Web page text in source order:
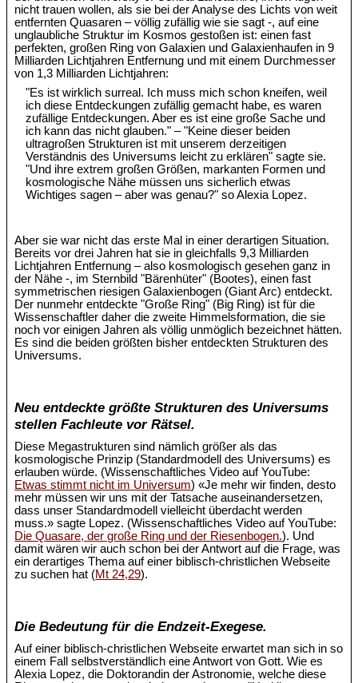
nicht trauen wollen, als sie bei der Analyse des Lichts von weit
entfernten Quasaren – völlig zufällig wie sie sagt -, auf eine
unglaubliche Struktur im Kosmos gestoßen ist: einen fast
perfekten, großen Ring von Galaxien und Galaxienhaufen in 9
Milliarden Lichtjahren Entfernung und mit einem Durchmesser
von 1,3 Milliarden Lichtjahren:
"Es ist wirklich surreal. Ich muss mich schon kneifen, weil
ich diese Entdeckungen zufällig gemacht habe, es waren
zufällige Entdeckungen. Aber es ist eine große Sache und
ich kann das nicht glauben." – "Keine dieser beiden
ultragroßen Strukturen ist mit unserem derzeitigen
Verständnis des Universums leicht zu erklären" sagte sie.
"Und ihre extrem großen Größen, markanten Formen und
kosmologische Nähe müssen uns sicherlich etwas
Wichtiges sagen – aber was genau?" so Alexia Lopez.
Aber sie war nicht das erste Mal in einer derartigen Situation.
Bereits vor drei Jahren hat sie in gleichfalls 9,3 Milliarden
Lichtjahren Entfernung – also kosmologisch gesehen ganz in
der Nähe -, im Sternbild "Bärenhüter" (Bootes), einen fast
symmetrischen riesigen Galaxienbogen (Giant Arc) entdeckt.
Der nunmehr entdeckte "Große Ring" (Big Ring) ist für die
Wissenschaftler daher die zweite Himmelsformation, die sie
noch vor einigen Jahren als völlig unmöglich bezeichnet hätten.
Es sind die beiden größten bisher entdeckten Strukturen des
Universums.
Neu entdeckte größte Strukturen des Universums
stellen Fachleute vor Rätsel.
Diese Megastrukturen sind nämlich größer als das
kosmologische Prinzip (Standardmodell des Universums) es
erlauben würde. (Wissenschaftliches Video auf YouTube:
Etwas stimmt nicht im Universum) «Je mehr wir finden, desto
mehr müssen wir uns mit der Tatsache auseinandersetzen,
dass unser Standardmodell vielleicht überdacht werden
muss.» sagte Lopez. (Wissenschaftliches Video auf YouTube:
Die Quasare, der große Ring und der Riesenbogen.). Und
damit wären wir auch schon bei der Antwort auf die Frage, was
ein derartiges Thema auf einer biblisch-christlichen Webseite
zu suchen hat (Mt 24,29).
Die Bedeutung für die Endzeit-Exegese.
Auf einer biblisch-christlichen Webseite erwartet man sich in so
einem Fall selbstverständlich eine Antwort von Gott. Wie es
Alexia Lopez, die Doktorandin der Astronomie, welche diese